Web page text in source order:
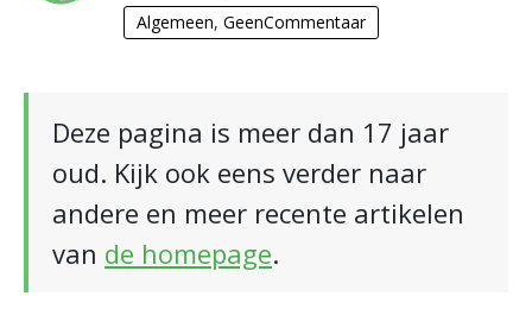
Algemeen,GeenCommentaar
Deze pagina is meer dan 17 jaar
oud. Kijk ook eens verder naar
andere en meer recente artikelen
van de homepage.